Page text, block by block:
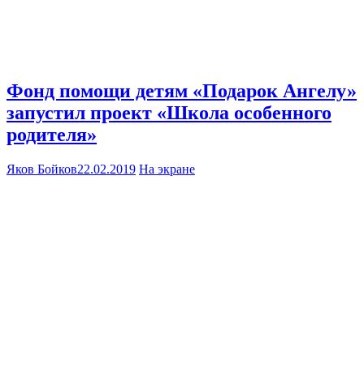
Фонд помощи детям «Подарок Ангелу»
запустил проект «Школа особенного
родителя»
Яков Бойков22.02.2019 На экране